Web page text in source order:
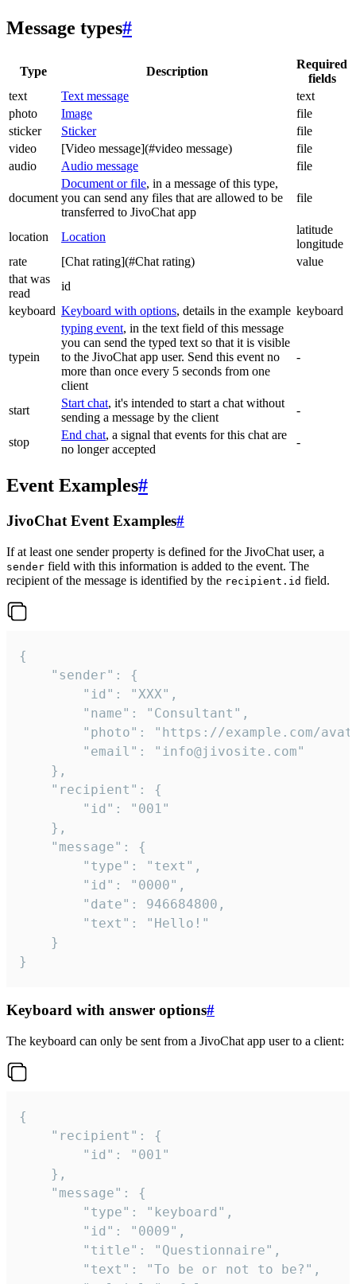
Message types#
Type Description
Required
fields
text
Text message
text
photo
Image
file
sticker
Sticker
file
video
[Video message](#video message)
file
audio
Audio message file
document
Document or file, in a message of this type,
you can send any files that are allowed to be
transferred to JivoChat app
file
location Location
latitude
longitude
rate
[Chat rating](#Chat rating)
value
that was
read
id
keyboard Keyboard with options, details in the example keyboard
typein
typing event, in the text field of this message
you can send the typed text so that it is visible
to the JivoChat app user. Send this event no
more than once every 5 seconds from one
client
-
start
Start chat, it's intended to start a chat without
sending a message by the client
-
stop
End chat, a signal that events for this chat are
no longer accepted
-
Event Examples#
JivoChat Event Examples#
If at least one sender property is defined for the JivoChat user, a
sender field with this information is added to the event. The
recipient of the message is identified by the recipient.id field.
{
}
Keyboard with answer options#
The keyboard can only be sent from a JivoChat app user to a client:
{